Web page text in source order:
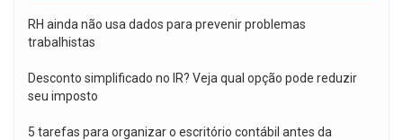
RH ainda não usa dados para prevenir problemas
trabalhistas
Desconto simplificado no IR? Veja qual opção pode reduzir
seu imposto
5 tarefas para organizar o escritório contábil antes da